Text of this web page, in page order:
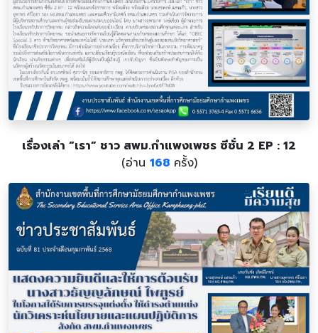
เรื่องเล่า “เรา” ชาว สพม.กำแพงเพชร ซีซั่น 2 EP : 12
(อ่าน 168ครั้ง)